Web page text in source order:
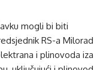
mogli bi biti
RS-a Milorad
i plinovoda iza